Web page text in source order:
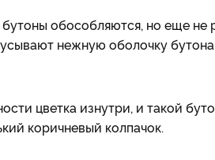
бутоны обособляются, но еще
нежную оболочку
цветка изнутри, и такой
коричневый колпачок.